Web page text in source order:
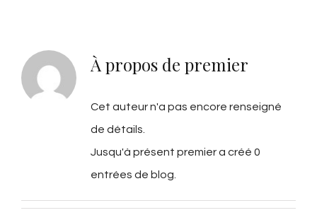
À propos de premier
Cet auteur n'a pas encore renseigné
de détails.
Jusqu'à présent premier a créé 0
entrées de blog.